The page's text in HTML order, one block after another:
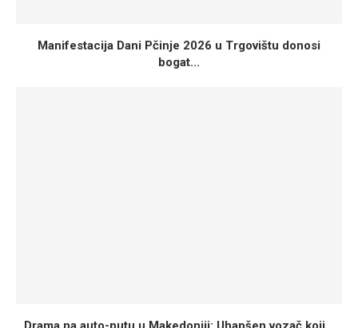
Manifestacija Dani Pčinje 2026 u Trgovištu donosi
bogat...